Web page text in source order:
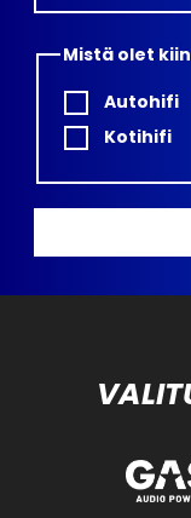
Mistä olet
Autohifi
Kotihifi